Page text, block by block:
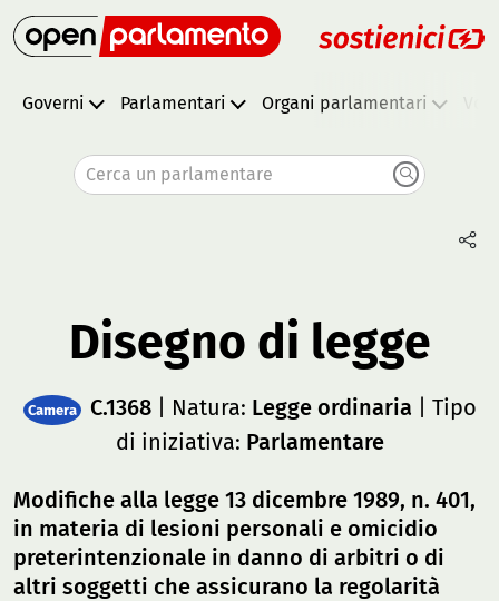
Governi Parlamentari Organi parlamentari
Cerca un parlamentare
Disegno di legge
Camera C.1368| Natura: Legge ordinaria | Tipo
di iniziativa: Parlamentare
Modifiche alla legge 13 dicembre 1989, n. 401,
in materia di lesioni personali e omicidio
preterintenzionale in danno di arbitri o di
altri soggetti che assicurano la regolarità